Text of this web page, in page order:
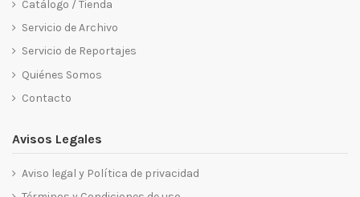
Catálogo / Tienda
Servicio de Archivo
Servicio de Reportajes
Quiénes Somos
Contacto
Avisos Legales
Aviso legal y Política de privacidad